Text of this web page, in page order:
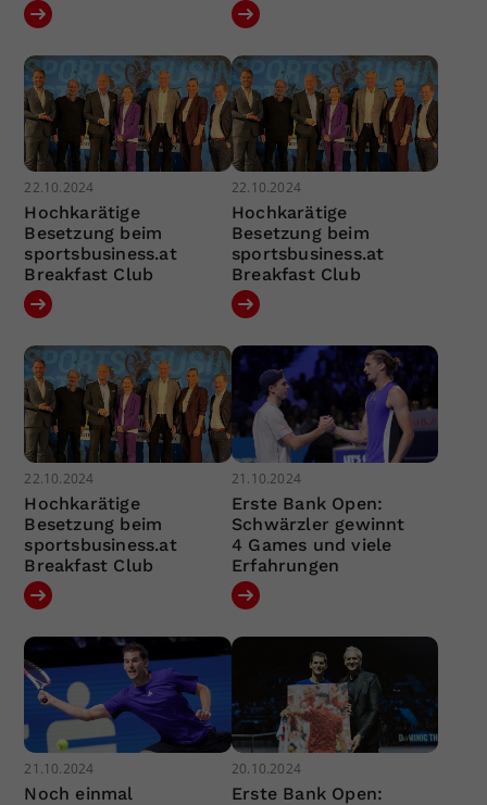
22.10.2024
Hochkarätige
Besetzung beim
sportsbusiness.at
Breakfast Club
22.10.2024
Hochkarätige
Besetzung beim
sportsbusiness.at
Breakfast Club
22.10.2024
Hochkarätige
Besetzung beim
sportsbusiness.at
Breakfast Club
21.10.2024
Erste Bank Open:
Schwärzler gewinnt
4 Games und viele
Erfahrungen
21.10.2024
Noch einmal
20.10.2024
Erste Bank Open: